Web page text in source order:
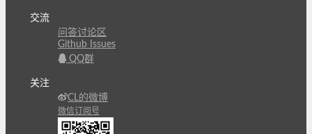
交流
问答讨论区
Github Issues
QQ群
关注
CL的微博
微信订阅号